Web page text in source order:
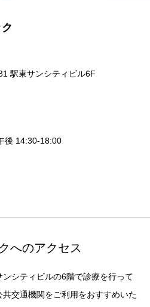
駅東サンシティビル6F
14:30-18:00
へのアクセス
シティビルの6階で診療を行って
交通機関をご利用をおすすめいた